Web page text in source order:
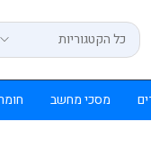
מסכי מחשב